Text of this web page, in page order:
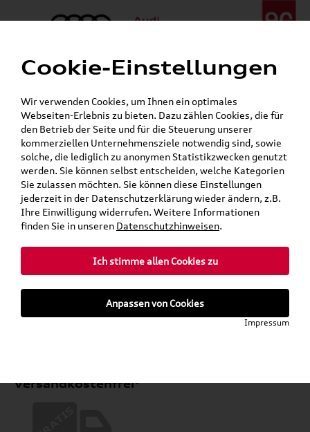
Menü
24h-Pannenhilfe:+49 (0)171 / 870 72 87
Gerade geöffnet
Verkauf:
Mo. - Fr. 08:00 - 19:00 Uhr Sa. 09:00 - 13:00 Uhr
Service:Mo. - Fr. 06:00 - 20:00 Uhr Sa. 08:00 - 13:00 Uhr
teilen Twitter Instagram WhatsApp E-Mail
Zurück
Versandkostenfrei*
Cookie-Einstellungen
Wir verwenden Cookies, um Ihnen ein optimales
Webseiten-Erlebnis zu bieten. Dazu zählen Cookies, die für
den Betrieb der Seite und für die Steuerung unserer
kommerziellen Unternehmensziele notwendig sind, sowie
solche, die lediglich zu anonymen Statistikzwecken genutzt
werden. Sie können selbst entscheiden, welche Kategorien
Sie zulassen möchten. Sie können diese Einstellungen
jederzeit in der Datenschutzerklärung wieder ändern, z.B.
Ihre Einwilligung widerrufen. Weitere Informationen
finden Sie in unseren Datenschutzhinweisen.
Ich stimme allen Cookies zu
Anpassen von Cookies
Impressum